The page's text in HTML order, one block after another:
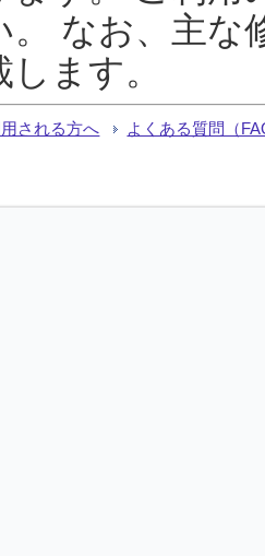
。 なお、主な
ます。
される方へ よくある質問（